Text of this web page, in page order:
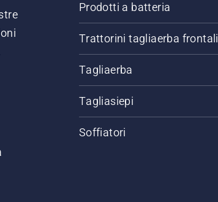
Prodotti a batteria
Trattorini tagliaerba frontali
Tagliaerba
Tagliasiepi
Soffiatori